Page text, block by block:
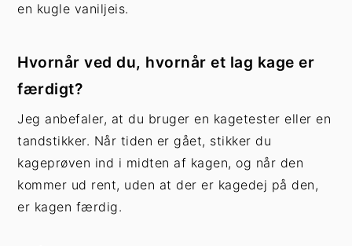
en kugle vaniljeis.
Hvornår ved du, hvornår et lag kage er
færdigt?
Jeg anbefaler, at du bruger en kagetester eller en
tandstikker. Når tiden er gået, stikker du
kageprøven ind i midten af kagen, og når den
kommer ud rent, uden at der er kagedej på den,
er kagen færdig.